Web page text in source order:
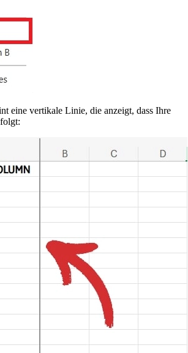
eine vertikale Linie, die anzeigt, dass Ihre